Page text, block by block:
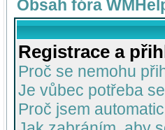
Obsah fóra
Registrace a
Proč se nemohu
Je vůbec potřeba
Proč jsem